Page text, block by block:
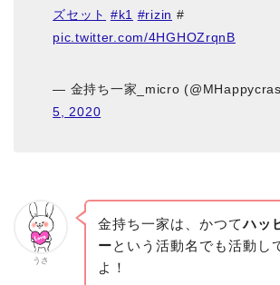
ズセット #k1 #rizin #
pic.twitter.com/4HGHOZrqnB
— 金持ち一家_micro
5, 2020
うさ
金持ち一家は、かつてハッ
ーという活動名でも活動し
よ！